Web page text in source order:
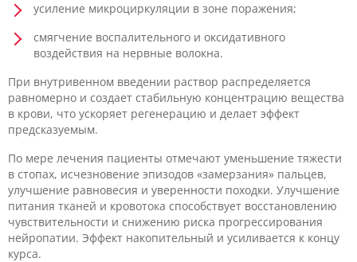
усиление микроциркуляции в зоне поражения;
смягчение воспалительного и оксидативного
воздействия на нервные волокна.
При внутривенном введении раствор распределяется
равномерно и создает стабильную концентрацию вещества
в крови, что ускоряет регенерацию и делает эффект
предсказуемым.
По мере лечения пациенты отмечают уменьшение тяжести
в стопах, исчезновение эпизодов «замерзания» пальцев,
улучшение равновесия и уверенности походки. Улучшение
питания тканей и кровотока способствует восстановлению
чувствительности и снижению риска прогрессирования
нейропатии. Эффект накопительный и усиливается к концу
курса.